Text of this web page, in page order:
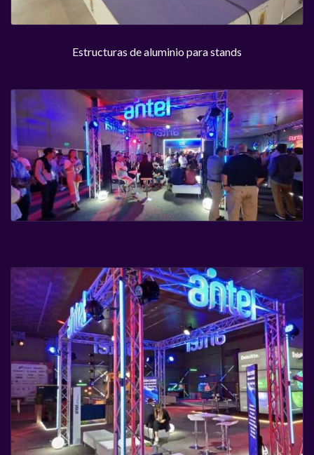
Estructuras de aluminio para stands